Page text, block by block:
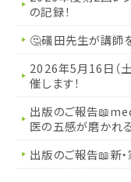
の記録！
🤔礒田先生が講師
2026年5月16日（
催します！
出版のご報告
医の五感が磨かれ
出版のご報告📖新